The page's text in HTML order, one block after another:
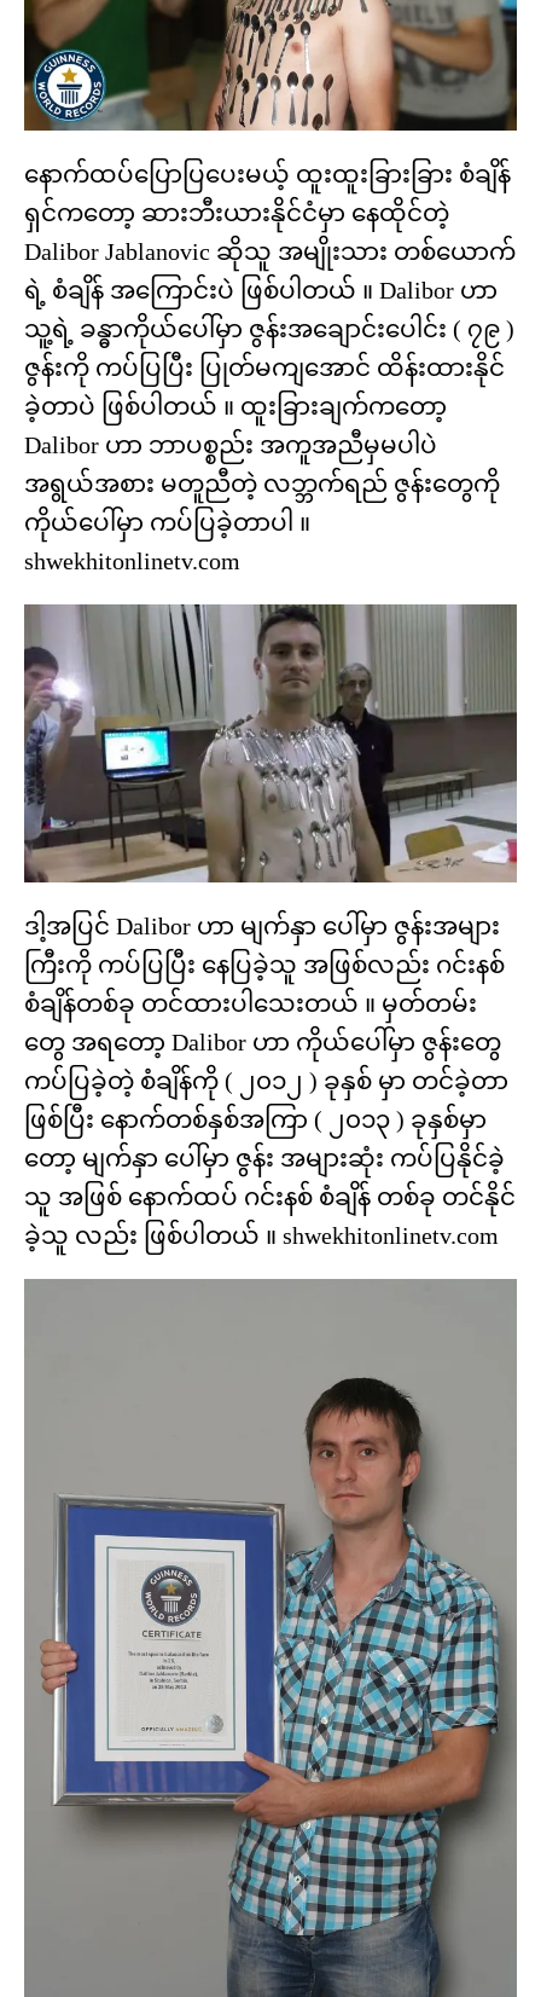
နောက်ထပ်ပြောပြပေးမယ့် ထူးထူးခြားခြား စံချိန်
ရှင်ကတော့ ဆားဘီးယားနိုင်ငံမှာ နေထိုင်တဲ့
Dalibor Jablanovic ဆိုသူ အမျိုးသား တစ်ယောက်
ရဲ့ စံချိန် အကြောင်းပဲ ဖြစ်ပါတယ် ။ Dalibor ဟာ
သူ့ရဲ့ ခန္ဓာကိုယ်ပေါ်မှာ ဇွန်းအချောင်းပေါင်း ( ၇၉ )
ဇွန်းကို ကပ်ပြပြီး ပြုတ်မကျအောင် ထိန်းထားနိုင်
ခဲ့တာပဲ ဖြစ်ပါတယ် ။ ထူးခြားချက်ကတော့
Dalibor ဟာ ဘာပစ္စည်း အကူအညီမှမပါပဲ
အရွယ်အစား မတူညီတဲ့ လဘ္ဘက်ရည် ဇွန်းတွေကို
ကိုယ်ပေါ်မှာ ကပ်ပြခဲ့တာပါ ။
shwekhitonlinetv.com
ဒါ့အပြင် Dalibor ဟာ မျက်နှာ ပေါ်မှာ ဇွန်းအများ
ကြီးကို ကပ်ပြပြီး နေပြခဲ့သူ အဖြစ်လည်း ဂင်းနစ်
စံချိန်တစ်ခု တင်ထားပါသေးတယ် ။ မှတ်တမ်း
တွေ အရတော့ Dalibor ဟာ ကိုယ်ပေါ်မှာ ဇွန်းတွေ
ကပ်ပြခဲ့တဲ့ စံချိန်ကို ( ၂၀၁၂ ) ခုနှစ် မှာ တင်ခဲ့တာ
ဖြစ်ပြီး နောက်တစ်နှစ်အကြာ ( ၂၀၁၃ ) ခုနှစ်မှာ
တော့ မျက်နှာ ပေါ်မှာ ဇွန်း အများဆုံး ကပ်ပြနိုင်ခဲ့
သူ အဖြစ် နောက်ထပ် ဂင်းနစ် စံချိန် တစ်ခု တင်နိုင်
ခဲ့သူ လည်း ဖြစ်ပါတယ် ။ shwekhitonlinetv.com